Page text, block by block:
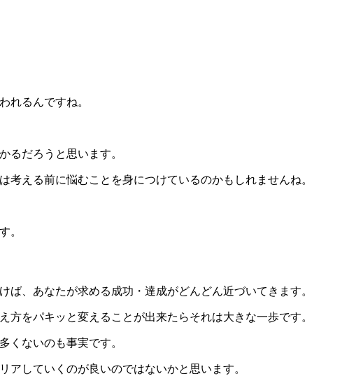
れるんですね。
るだろうと思います。
える前に悩むことを身につけているのかもしれませんね。
。
、あなたが求める成功・達成がどんどん近づいてきます。
方をパキッと変えることが出来たらそれは大きな一歩です。
くないのも事実です。
アしていくのが良いのではないかと思います。